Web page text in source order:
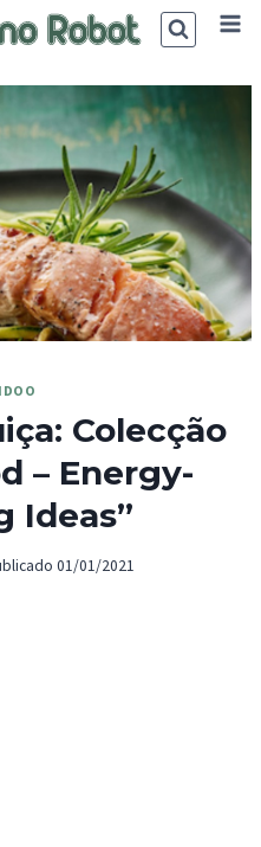
Colecção
– Energy-
Ideas”
01/01/2021